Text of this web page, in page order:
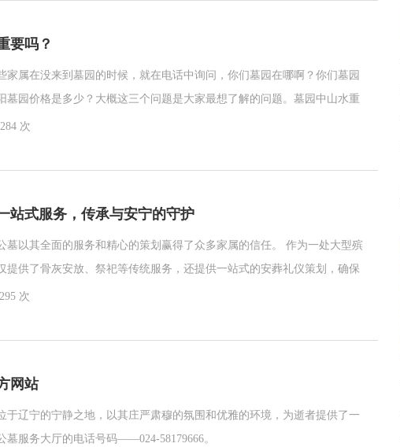
要吗？
家属在没来到墓园的时候，就在电话中询问，你们墓园在哪啊？你们墓园
墓园价格是多少？大概这三个问题是大家最想了解的问题。墓园中山水重
说墓园内要有山有水，但是到底是因为什么，家属们并不是特别清楚吧？
次
站式服务，传承与安宁的守护
墓以其全面的服务和精心的策划赢得了众多家属的信任。 作为一处大型殡
提供了骨灰安放、祭祀等传统服务，还提供一站式的安葬礼仪策划，确保
艰难时刻能够感到省心与安心。
次
网站
于辽宁的宁静之地，以其庄严肃穆的氛围和优雅的环境，为逝者提供了一
墓服务大厅的电话号码——024-58179666。